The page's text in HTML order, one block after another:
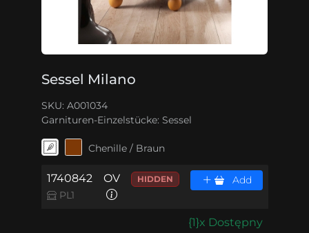
Sessel Milano
SKU: A001034
Garnituren-Einzelstücke: Sessel
Chenille / Braun
1740842
PL1
OV HIDDEN Add
{1}x Dostępny